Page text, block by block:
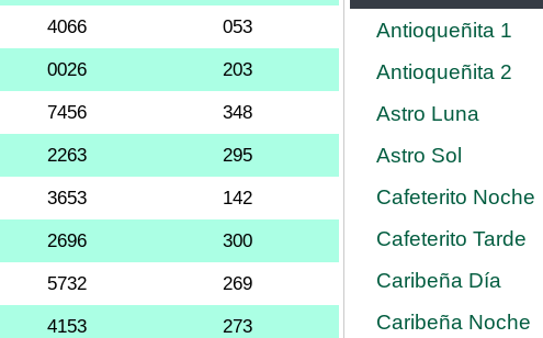
4066 053
0026 203
7456 348
2263 295
3653 142
2696 300
5732 269
4153 273
Antioqueñita 1
Antioqueñita 2
Astro Luna
Astro Sol
Cafeterito Noche
Cafeterito Tarde
Caribeña Día
Caribeña Noche